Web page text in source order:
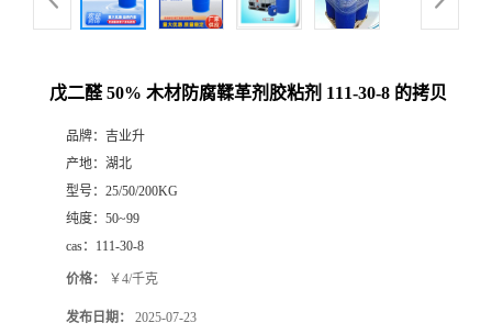
戊二醛 50% 木材防腐鞣革剂胶粘剂 111-30-8 的拷贝
品牌： 吉业升
产地： 湖北
型号： 25/50/200KG
纯度： 50~99
cas： 111-30-8
价格： ￥4/千克
发布日期： 2025-07-23